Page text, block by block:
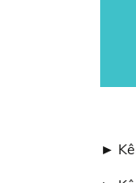
►